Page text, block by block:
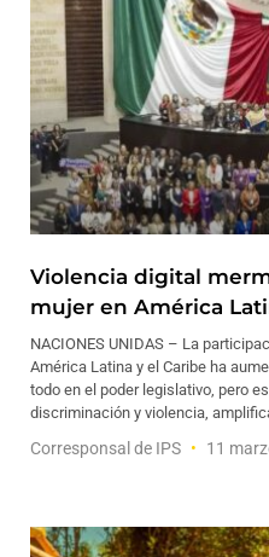
Violencia digital
mujer en América
NACIONES UNIDAS – La
América Latina y el Caribe ha
todo en el poder legislativo, pero
discriminación y violencia,
Corresponsal de IPS 11